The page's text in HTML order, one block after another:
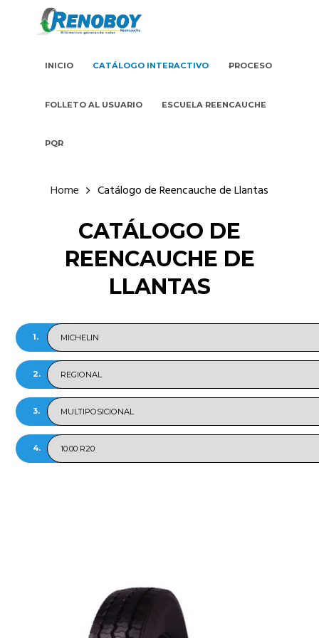
INICIO CATÁLOGO INTERACTIVO PROCESO
FOLLETO AL USUARIO ESCUELA REENCAUCHE
PQR
Home Catálogo de Reencauche de Llantas
CATÁLOGO DE
REENCAUCHE DE
LLANTAS